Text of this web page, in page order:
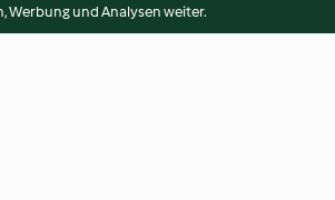
Werbung und Analysen weiter.